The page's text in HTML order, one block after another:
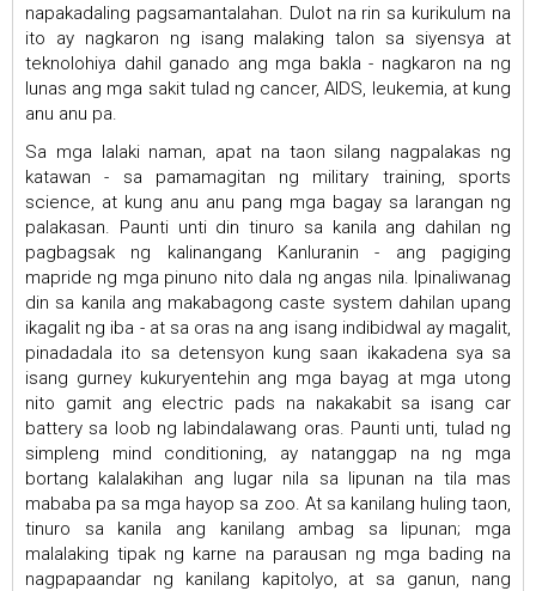
napakadaling pagsamantalahan. Dulot na rin sa kurikulum na
ito ay nagkaron ng isang malaking talon sa siyensya at
teknolohiya dahil ganado ang mga bakla - nagkaron na ng
lunas ang mga sakit tulad ng cancer, AIDS, leukemia, at kung
anu anu pa.
Sa mga lalaki naman, apat na taon silang nagpalakas ng
katawan - sa pamamagitan ng military training, sports
science, at kung anu anu pang mga bagay sa larangan ng
palakasan. Paunti unti din tinuro sa kanila ang dahilan ng
pagbagsak ng kalinangang Kanluranin - ang pagiging
mapride ng mga pinuno nito dala ng angas nila. Ipinaliwanag
din sa kanila ang makabagong caste system dahilan upang
ikagalit ng iba - at sa oras na ang isang indibidwal ay magalit,
pinadadala ito sa detensyon kung saan ikakadena sya sa
isang gurney kukuryentehin ang mga bayag at mga utong
nito gamit ang electric pads na nakakabit sa isang car
battery sa loob ng labindalawang oras. Paunti unti, tulad ng
simpleng mind conditioning, ay natanggap na ng mga
bortang kalalakihan ang lugar nila sa lipunan na tila mas
mababa pa sa mga hayop sa zoo. At sa kanilang huling taon,
tinuro sa kanila ang kanilang ambag sa lipunan; mga
malalaking tipak ng karne na parausan ng mga bading na
nagpapaandar ng kanilang kapitolyo, at sa ganun, nang